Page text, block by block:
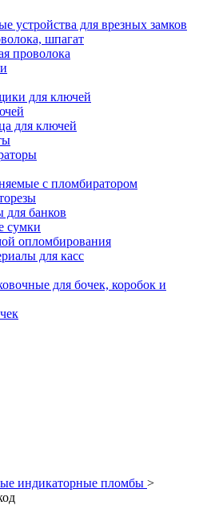
устройства для врезных замков
шпагат
проволока
для ключей
для ключей
с пломбиратором
для банков
сумки
опломбирования
для касс
для бочек, коробок и
индикаторные пломбы >